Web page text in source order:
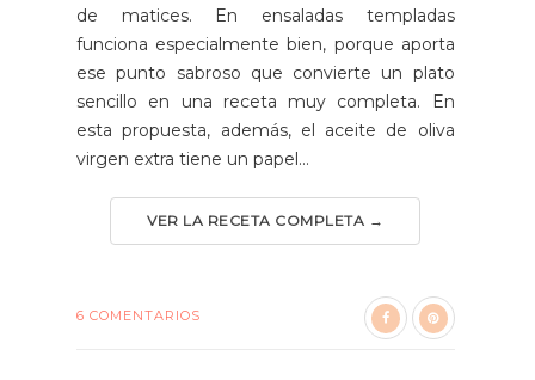
de matices. En ensaladas templadas
funciona especialmente bien, porque aporta
ese punto sabroso que convierte un plato
sencillo en una receta muy completa. En
esta propuesta, además, el aceite de oliva
virgen extra tiene un papel...
VER LA RECETA COMPLETA →
6 COMENTARIOS